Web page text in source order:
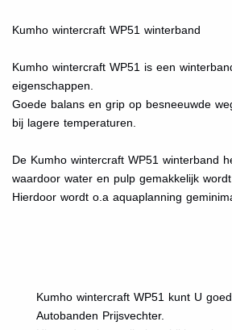
Kumho wintercraft WP51 winterband
Kumho wintercraft WP51 is een
eigenschappen.
Goede balans en grip op besneeuwde
bij lagere temperaturen.
De Kumho wintercraft WP51 winterband
waardoor water en pulp gemakkelijk wordt
Hierdoor wordt o.a aquaplanning
Kumho wintercraft WP51 kunt U
Autobanden Prijsvechter.